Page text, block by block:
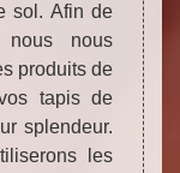
sol. Afin de
nous nous
produits de
tapis de
splendeur.
les